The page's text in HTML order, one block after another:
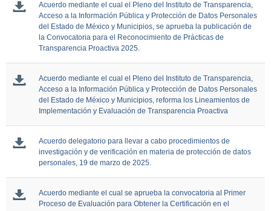
Acuerdo mediante el cual el Pleno del Instituto de Transparencia,
Acceso a la Información Pública y Protección de Datos Personales
del Estado de México y Municipios, se aprueba la publicación de
la Convocatoria para el Reconocimiento de Prácticas de
Transparencia Proactiva 2025.
Acuerdo mediante el cual el Pleno del Instituto de Transparencia,
Acceso a la Información Pública y Protección de Datos Personales
del Estado de México y Municipios, reforma los Lineamientos de
Implementación y Evaluación de Transparencia Proactiva
Acuerdo delegatorio para llevar a cabo procedimientos de
investigación y de verificación en materia de protección de datos
personales, 19 de marzo de 2025.
Acuerdo mediante el cual se aprueba la convocatoria al Primer
Proceso de Evaluación para Obtener la Certificación en el